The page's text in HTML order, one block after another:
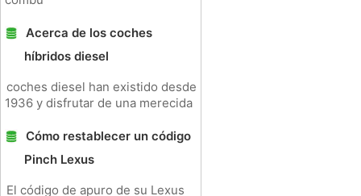
Acerca de los coches
híbridos diesel
coches diesel han existido desde
1936 y disfrutar de una merecida
Cómo restablecer un código
Pinch Lexus
El código de apuro de su Lexus